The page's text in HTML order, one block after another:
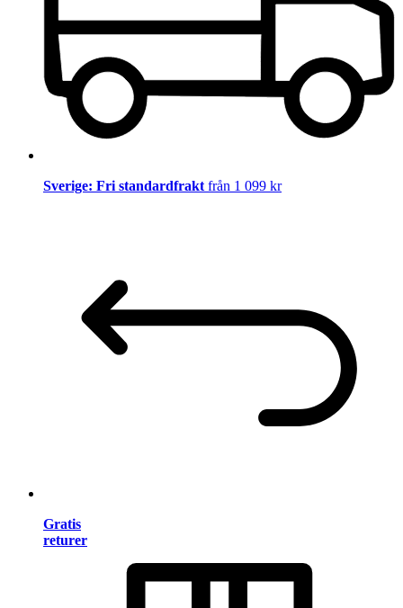
Sverige: Fri standardfrakt från 1 099 kr
Gratis
returer